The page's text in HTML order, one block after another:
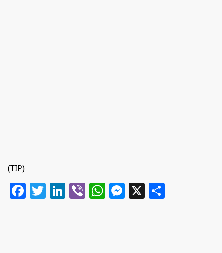
(TIP)
Facebook
Twitter
LinkedIn
ViberWhatsApp
Messenger
X